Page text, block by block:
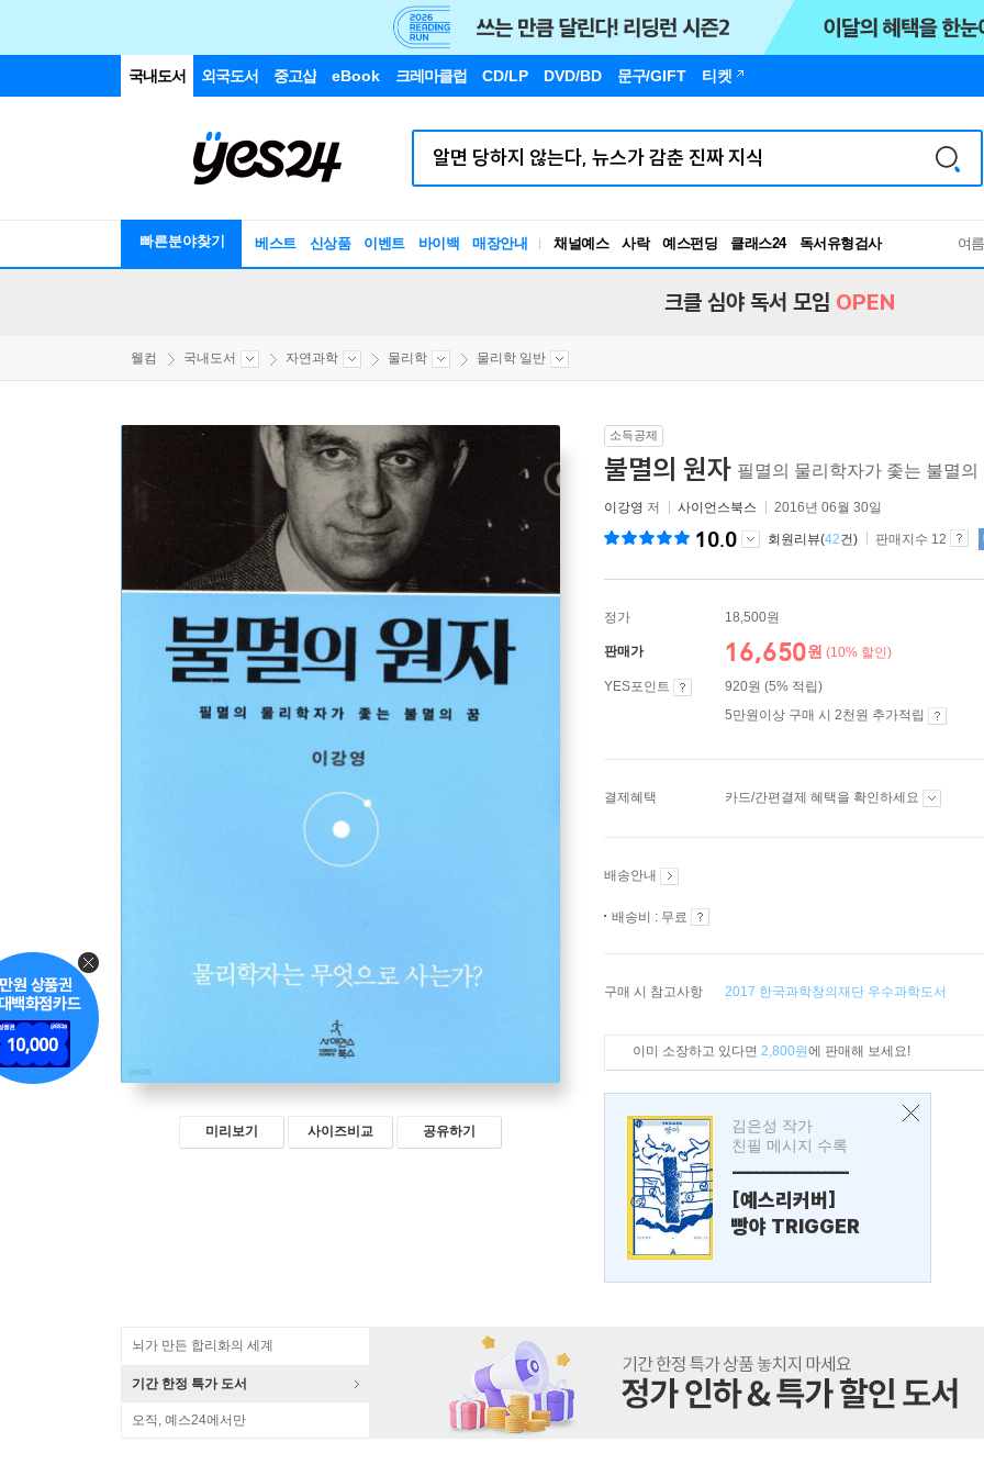
국내도서 외국도서 중고샵 eBook 크레마클럽 CD/LP DVD/BD 문구/GIFT 티켓
빠른분야찾기 베스트 신상품 이벤트 바이백 매장안내 채널예스 사락 예스펀딩 클래스24
독서유형검사
RBTI Lab
여
크클 심야 독서 모임 OPEN
웰컴 국내도서 자연과학 물리학 물리학 일반
미리보기 사이즈비교 공유하기
소득공제
불멸의 원자 필멸의 물리학자가 좇는 불멸의
이강영 저 사이언스북스 2016년 06월 30일
10.0 회원리뷰(42건) 판매지수 12
정가 18,500원
판매가 16,650원 (10% 할인)
YES포인트
920원 (5% 적립)
5만원이상 구매 시 2천원 추가적립
결제혜택 카드/간편결제 혜택을 확인하세요
배송안내
배송비 : 무료
구매 시 참고사항 2017 한국과학창의재단 우수과학도서
이미 소장하고 있다면 2,800원에 판매해 보세요!
김은성 작가
친필 메시지 수록
---------------
[예스리커버]
빵야 TRIGGER
뇌가 만든 합리화의 세계
기간 한정 특가 도서
오직, 예스24에서만